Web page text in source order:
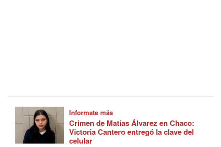
Informate más
Crimen de Matías Álvarez en Chaco:
Victoria Cantero entregó la clave del
celular